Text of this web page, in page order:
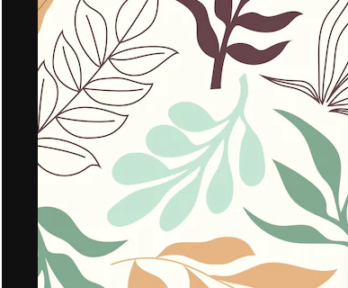
Copyright © 2010- Freepik Company S.L.U.